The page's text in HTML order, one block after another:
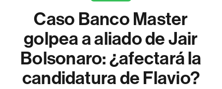
Caso Banco Master
golpea a aliado de Jair
Bolsonaro: ¿afectará la
candidatura de Flavio?